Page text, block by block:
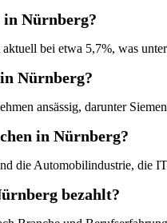
in Nürnberg?
bei etwa 5,7%, was
Nürnberg?
ansässig, darunter
in Nürnberg?
die Automobilindustrie, die
bezahlt?